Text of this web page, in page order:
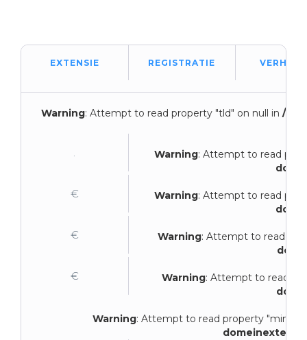
EXTENSIE REGISTRATIE
Warning: Attempt to read property "tld" on null in /
. Warning: Attempt to read
€ Warning: Attempt to read
€ Warning: Attempt to read
€ Warning: Attempt to read
Warning: Attempt to read property